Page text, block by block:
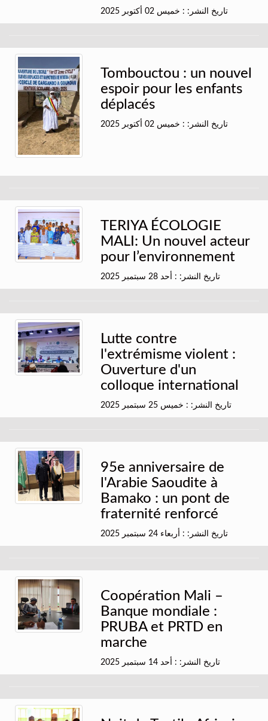
تاريخ النشر: : خميس 02 أكتوبر 2025
Tombouctou : un nouvel
espoir pour les enfants
déplacés
تاريخ النشر: : خميس 02 أكتوبر 2025
TERIYA ÉCOLOGIE
MALI: Un nouvel acteur
pour l’environnement
تاريخ النشر: : أحد 28 سبتمبر 2025
Lutte contre
l'extrémisme violent :
Ouverture d'un
colloque international
تاريخ النشر: : خميس 25 سبتمبر 2025
95e anniversaire de
l'Arabie Saoudite à
Bamako : un pont de
fraternité renforcé
تاريخ النشر: : أربعاء 24 سبتمبر 2025
Coopération Mali –
Banque mondiale :
PRUBA et PRTD en
marche
تاريخ النشر: : أحد 14 سبتمبر 2025